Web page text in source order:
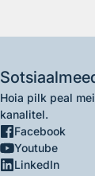
Hoia pilk peal
kanalitel.
Facebook
Youtube
LinkedIn